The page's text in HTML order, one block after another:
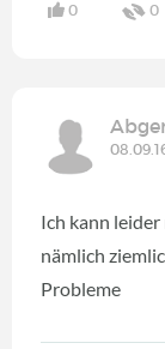
0 0
Ich kann
nämlich
Probleme